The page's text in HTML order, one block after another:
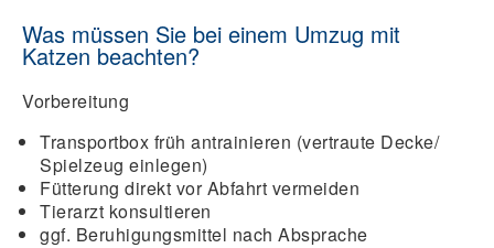
Was müssen Sie bei einem Umzug mit
Katzen beachten?
Vorbereitung
Transportbox früh antrainieren (vertraute Decke/
Spielzeug einlegen)
Fütterung direkt vor Abfahrt vermeiden
Tierarzt konsultieren
ggf. Beruhigungsmittel nach Absprache